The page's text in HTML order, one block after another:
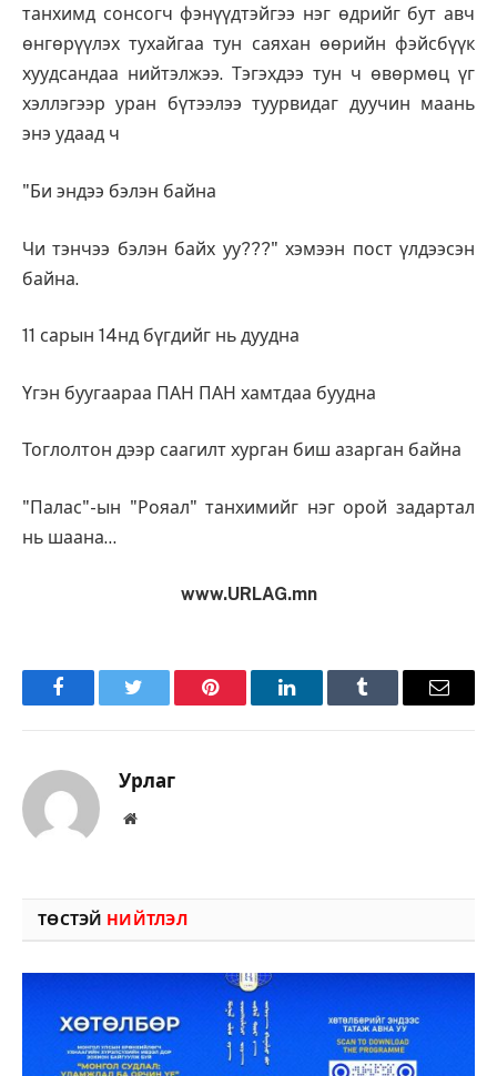
танхимд сонсогч фэнүүдтэйгээ нэг өдрийг бут авч
өнгөрүүлэх тухайгаа тун саяхан өөрийн фэйсбүүк
хуудсандаа нийтэлжээ. Тэгэхдээ тун ч өвөрмөц үг
хэллэгээр уран бүтээлээ туурвидаг дуучин маань
энэ удаад ч
"Би эндээ бэлэн байна
Чи тэнчээ бэлэн байх уу???" хэмээн пост үлдээсэн
байна.
11 сарын 14нд бүгдийг нь дуудна
Үгэн буугаараа ПАН ПАН хамтдаа буудна
Тоглолтон дээр саагилт хурган биш азарган байна
"Палас"-ын "Рояал" танхимийг нэг орой задартал
нь шаана…
www.URLAG.mn
FacebookTwitter Pinterest LinkedInTumblr Имэйл
Урлаг
Вэбсайт
ТӨСТЭЙ НИЙТЛЭЛ